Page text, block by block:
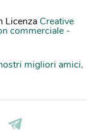
Licenza Creative
commerciale -
migliori amici,